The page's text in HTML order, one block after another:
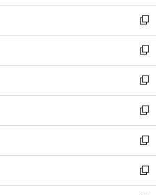
ウ
ィ
ン
ド
ウ
で
開
く
し
い
ウ
ィ
ン
ド
ウ
で
開
く
新
し
い
ウ
ィ
ン
ド
ウ
で
開
く
新
し
い
ウ
ィ
ン
ド
ウ
で
開
新
し
い
ウ
ィ
ン
ド
ウ
新
し
い
ウ
ィ
ン
新
し
い
ウ
新
し